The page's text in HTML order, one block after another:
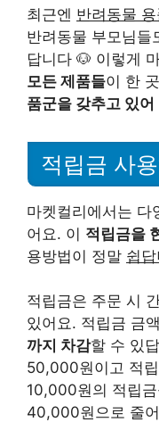
최근엔 반려동물
반려동물 부모님들
답니다 🐶 이렇게
모든 제품들이 한
품군을 갖추고 있어
적립금 사
마켓컬리에서는 다
어요. 이 적립금을
용방법이 정말 쉽
적립금은 주문 시
있어요. 적립금 금
까지 차감할 수 있
50,000원이고 적
10,000원의 적립
40,000원으로 줄